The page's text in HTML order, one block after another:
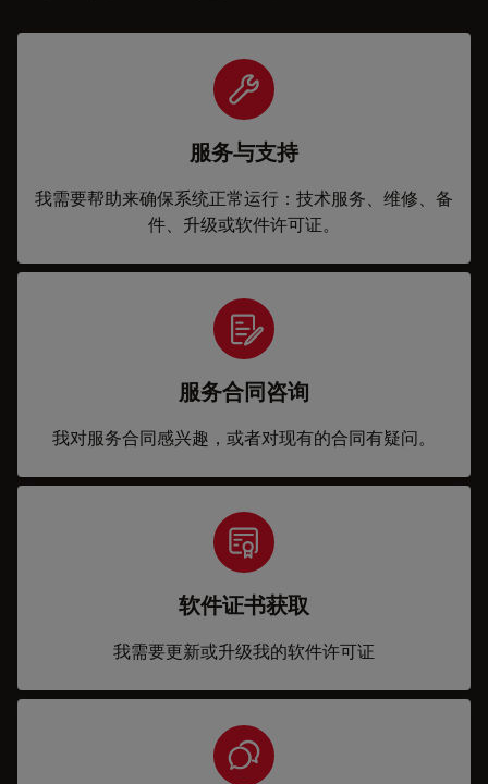
服务与支持
我需要帮助来确保系统正常运行：技术服务、维修、备
件、升级或软件许可证。
服务合同咨询
我对服务合同感兴趣，或者对现有的合同有疑问。
软件证书获取
我需要更新或升级我的软件许可证